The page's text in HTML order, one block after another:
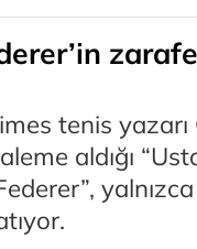
tenis
aldığı